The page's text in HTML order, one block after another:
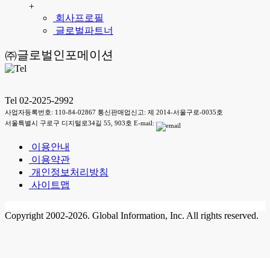
+
회사프로필
글로벌파트너
㈜글로벌인포메이션
Tel 02-2025-2992
사업자등록번호: 110-84-02867 통신판매업신고: 제 2014-서울구로-0035호
서울특별시 구로구 디지털로34길 55, 903호 E-mail:
이용안내
이용약관
개인정보처리방침
사이트맵
Copyright 2002-2026. Global Information, Inc. All rights reserved.